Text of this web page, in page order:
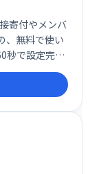
寄付やメンバ
、無料で使い
秒で設定完
機能、販売機
できます。
り深くつなが